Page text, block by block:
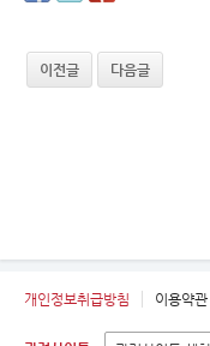
이전글 다음글
개인정보취급방침 이용약관